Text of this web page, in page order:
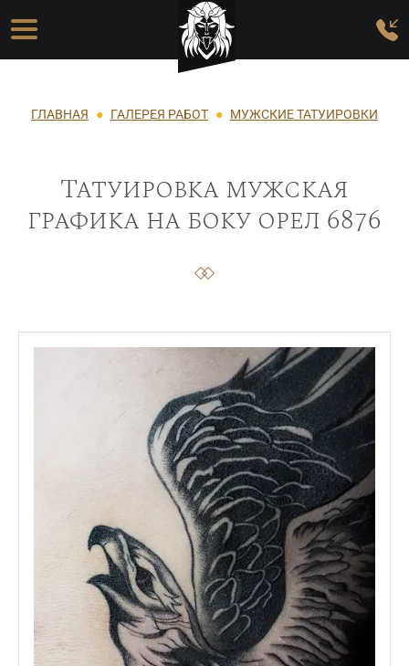
Перейти к основному содержанию
Основная навигация
Строка навигации
ГЛАВНАЯ ГАЛЕРЕЯ РАБОТ МУЖСКИЕ ТАТУИРОВКИ
Татуировка мужская
графика на боку орел 6876